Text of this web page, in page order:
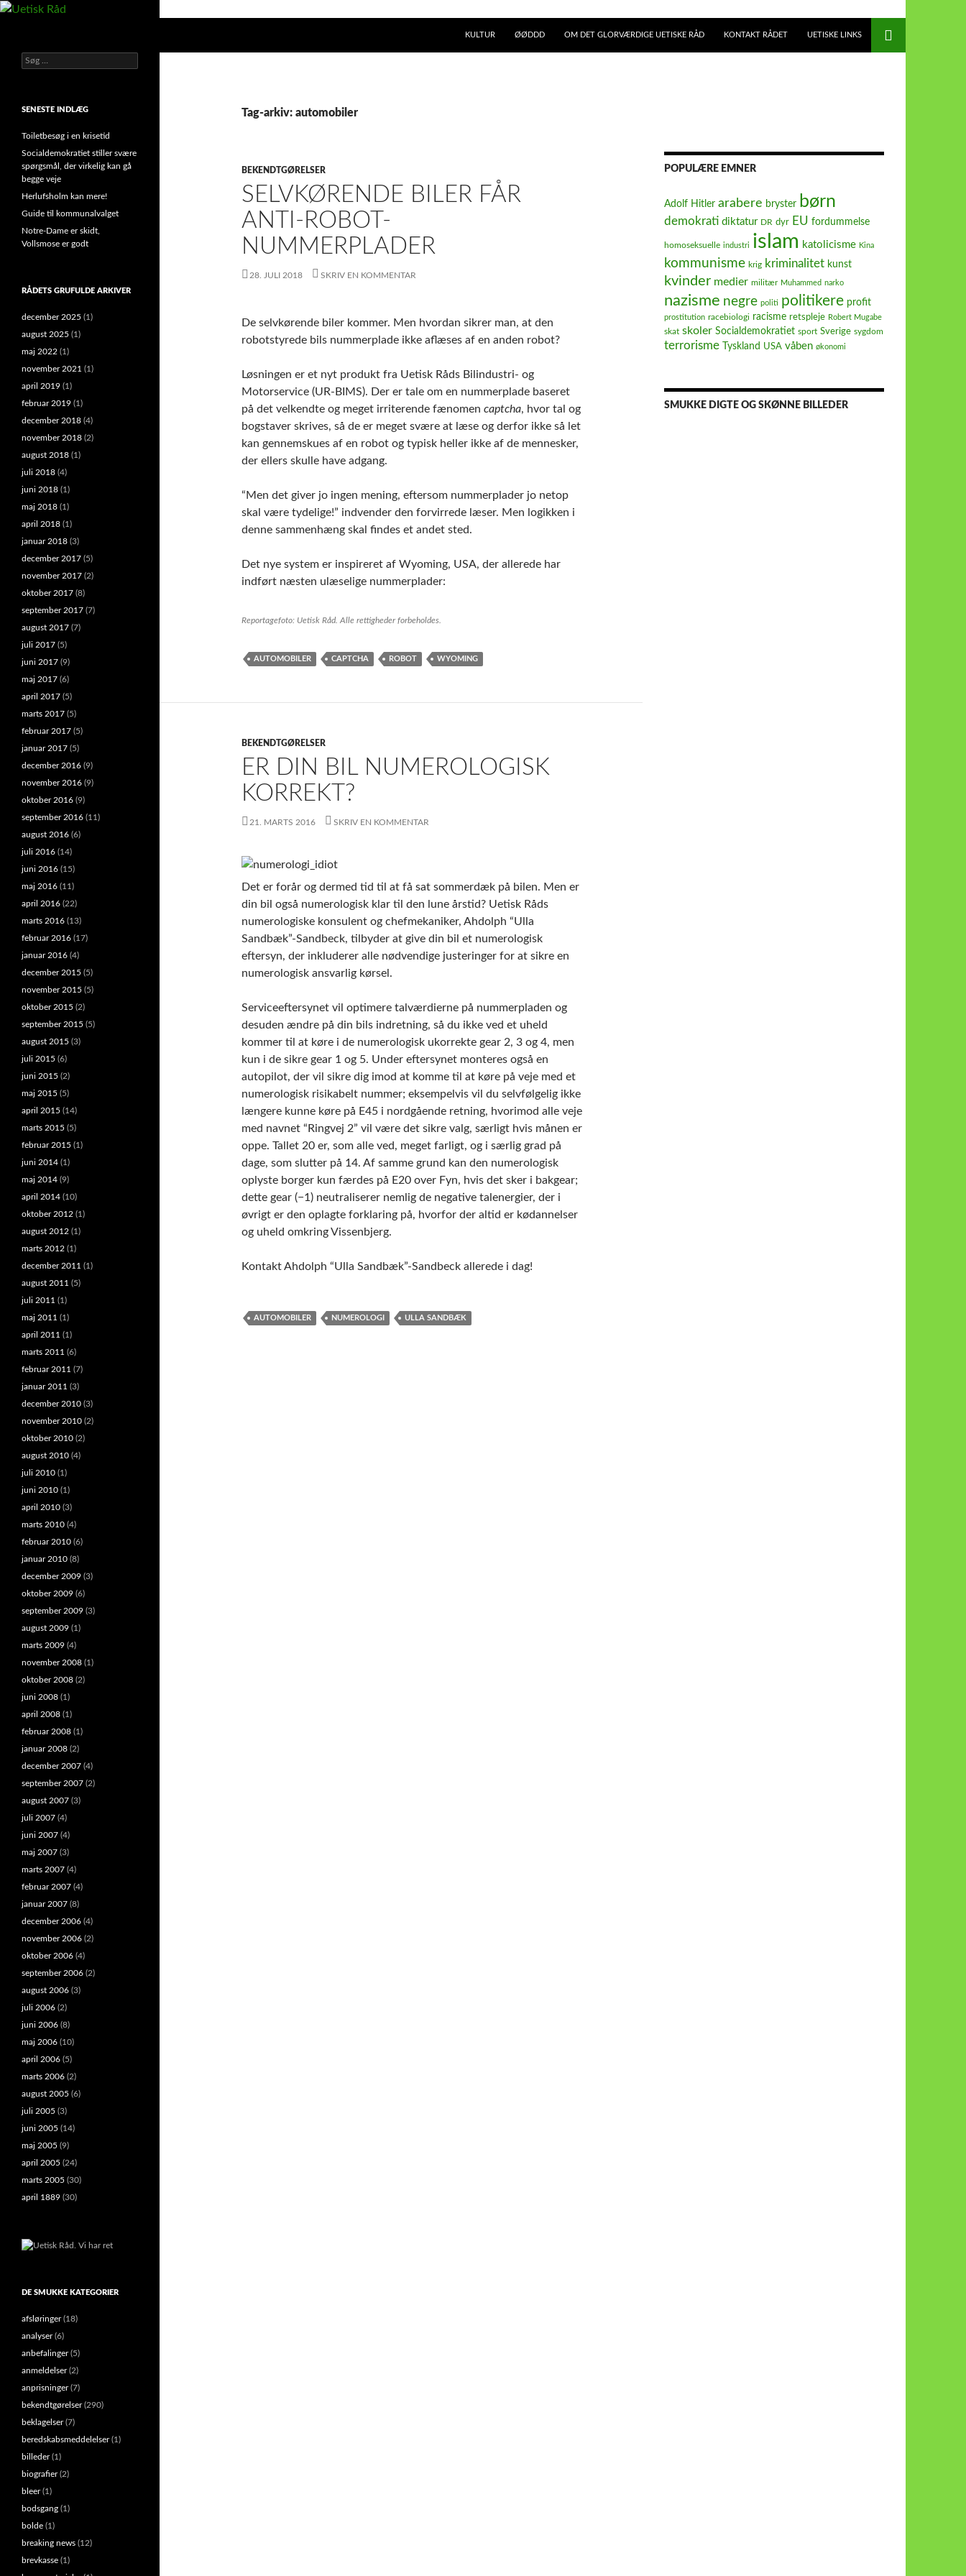
Hop
KULTUR ØØDDD OM DET GLORVÆRDIGE UETISKE RÅD KONTAKT RÅDET UETISKE LINKS
Tag-arkiv: automobiler
BEKENDTGØRELSER
SELVKØRENDE BILER FÅR
ANTI-ROBOT-
NUMMERPLADER
28. JULI 2018 SKRIV EN KOMMENTAR
De selvkørende biler kommer. Men hvordan sikrer man, at den
robotstyrede bils nummerplade ikke aflæses af en anden robot?
Løsningen er et nyt produkt fra Uetisk Råds Bilindustri- og
Motorservice (UR-BIMS). Der er tale om en nummerplade baseret
på det velkendte og meget irriterende fænomen captcha, hvor tal og
bogstaver skrives, så de er meget svære at læse og derfor ikke så let
kan gennemskues af en robot og typisk heller ikke af de mennesker,
der ellers skulle have adgang.
“Men det giver jo ingen mening, eftersom nummerplader jo netop
skal være tydelige!” indvender den forvirrede læser. Men logikken i
denne sammenhæng skal findes et andet sted.
Det nye system er inspireret af Wyoming, USA, der allerede har
indført næsten ulæselige nummerplader:
Reportagefoto: Uetisk Råd. Alle rettigheder forbeholdes.
AUTOMOBILER CAPTCHA ROBOT WYOMING
BEKENDTGØRELSER
ER DIN BIL NUMEROLOGISK
KORREKT?
21. MARTS 2016 SKRIV EN KOMMENTAR
Det er forår og dermed tid til at få sat sommerdæk på bilen. Men er
din bil også numerologisk klar til den lune årstid? Uetisk Råds
numerologiske konsulent og chefmekaniker, Ahdolph “Ulla
Sandbæk”-Sandbeck, tilbyder at give din bil et numerologisk
eftersyn, der inkluderer alle nødvendige justeringer for at sikre en
numerologisk ansvarlig kørsel.
Serviceeftersynet vil optimere talværdierne på nummerpladen og
desuden ændre på din bils indretning, så du ikke ved et uheld
kommer til at køre i de numerologisk ukorrekte gear 2, 3 og 4, men
kun i de sikre gear 1 og 5. Under eftersynet monteres også en
autopilot, der vil sikre dig imod at komme til at køre på veje med et
numerologisk risikabelt nummer; eksempelvis vil du selvfølgelig ikke
længere kunne køre på E45 i nordgående retning, hvorimod alle veje
med navnet “Ringvej 2” vil være det sikre valg, særligt hvis månen er
oppe. Tallet 20 er, som alle ved, meget farligt, og i særlig grad på
dage, som slutter på 14. Af samme grund kan den numerologisk
oplyste borger kun færdes på E20 over Fyn, hvis det sker i bakgear;
dette gear (−1) neutraliserer nemlig de negative talenergier, der i
øvrigt er den oplagte forklaring på, hvorfor der altid er kødannelser
og uheld omkring Vissenbjerg.
Kontakt Ahdolph “Ulla Sandbæk”-Sandbeck allerede i dag!
AUTOMOBILER NUMEROLOGI ULLA SANDBÆK
POPULÆRE EMNER
Adolf Hitler arabere bryster børn
demokrati diktatur DR dyr EU fordummelse
homoseksuelle industri islam katolicisme Kina
kommunisme krig kriminalitet kunst
kvinder medier militær Muhammed narko
nazisme negre politi politikere profit
prostitution racebiologi racisme retspleje Robert Mugabe
skat skoler Socialdemokratiet sport Sverige sygdom
terrorisme Tyskland USA våben økonomi
SMUKKE DIGTE OG SKØNNE BILLEDER
din stemme i et sygt, sygt samfund!
Søg
efter:
SENESTE INDLÆG
Toiletbesøg i en krisetid
Socialdemokratiet stiller svære
spørgsmål, der virkelig kan gå
begge veje
Herlufsholm kan mere!
Guide til kommunalvalget
Notre-Dame er skidt,
Vollsmose er godt
RÅDETS GRUFULDE ARKIVER
december 2025 (1)
august 2025 (1)
maj 2022 (1)
november 2021 (1)
april 2019 (1)
februar 2019 (1)
december 2018 (4)
november 2018 (2)
august 2018 (1)
juli 2018 (4)
juni 2018 (1)
maj 2018 (1)
april 2018 (1)
januar 2018 (3)
december 2017 (5)
november 2017 (2)
oktober 2017 (8)
september 2017 (7)
august 2017 (7)
juli 2017 (5)
juni 2017 (9)
maj 2017 (6)
april 2017 (5)
marts 2017 (5)
februar 2017 (5)
januar 2017 (5)
december 2016 (9)
november 2016 (9)
oktober 2016 (9)
september 2016 (11)
august 2016 (6)
juli 2016 (14)
juni 2016 (15)
maj 2016 (11)
april 2016 (22)
marts 2016 (13)
februar 2016 (17)
januar 2016 (4)
december 2015 (5)
november 2015 (5)
oktober 2015 (2)
september 2015 (5)
august 2015 (3)
juli 2015 (6)
juni 2015 (2)
maj 2015 (5)
april 2015 (14)
marts 2015 (5)
februar 2015 (1)
juni 2014 (1)
maj 2014 (9)
april 2014 (10)
oktober 2012 (1)
august 2012 (1)
marts 2012 (1)
december 2011 (1)
august 2011 (5)
juli 2011 (1)
maj 2011 (1)
april 2011 (1)
marts 2011 (6)
februar 2011 (7)
januar 2011 (3)
december 2010 (3)
november 2010 (2)
oktober 2010 (2)
august 2010 (4)
juli 2010 (1)
juni 2010 (1)
april 2010 (3)
marts 2010 (4)
februar 2010 (6)
januar 2010 (8)
december 2009 (3)
oktober 2009 (6)
september 2009 (3)
august 2009 (1)
marts 2009 (4)
november 2008 (1)
oktober 2008 (2)
juni 2008 (1)
april 2008 (1)
februar 2008 (1)
januar 2008 (2)
december 2007 (4)
september 2007 (2)
august 2007 (3)
juli 2007 (4)
juni 2007 (4)
maj 2007 (3)
marts 2007 (4)
februar 2007 (4)
januar 2007 (8)
december 2006 (4)
november 2006 (2)
oktober 2006 (4)
september 2006 (2)
august 2006 (3)
juli 2006 (2)
juni 2006 (8)
maj 2006 (10)
april 2006 (5)
marts 2006 (2)
august 2005 (6)
juli 2005 (3)
juni 2005 (14)
maj 2005 (9)
april 2005 (24)
marts 2005 (30)
april 1889 (30)
DE SMUKKE KATEGORIER
afsløringer(18)
analyser(6)
anbefalinger(5)
anmeldelser(2)
anprisninger(7)
bekendtgørelser(290)
beklagelser(7)
beredskabsmeddelelser(1)
billeder(1)
biografier(2)
bleer(1)
bodsgang (1)
bolde (1)
breaking news (12)
brevkasse (1)